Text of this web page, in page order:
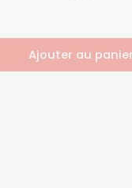
Ajouter au